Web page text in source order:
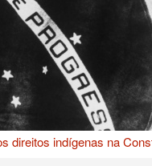
direitos indígenas na